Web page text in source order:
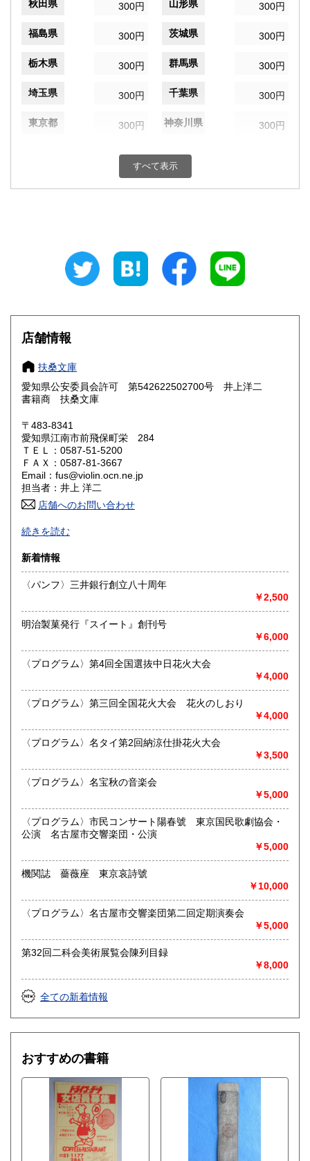
秋田県 300円 山形県 300円
福島県 300円 茨城県 300円
栃木県 300円 群馬県 300円
埼玉県 300円 千葉県 300円
東京都 300円 神奈川県 300円
300円 富山県
300円 三重県
大阪府
奈良県
鳥取県 300円 島根県 300円
岡山県
山口県 300円
香川県 300円
高知県 300円
佐賀県
熊本県 300円 大分県 300円
300円
沖縄県 300円
すべて表示
店舗情報
扶桑文庫
愛知県公安委員会許可 第542622502700号 井上洋二
書籍商 扶桑文庫
〒483-8341
愛知県江南市前飛保町栄 284
ＴＥＬ：0587-51-5200
ＦＡＸ：0587-81-3667
Email：fus@violin.ocn.ne.jp
担当者：井上 洋二
店舗へのお問い合わせ
古文書、古地図、刷り物、一枚もの、絵葉書、鳥瞰図、近代
文献資料等を主体に扱っております。
沿線名：名鉄犬山線
最寄駅：江南駅下車
営業時間：10:00〜17:00
書籍の買取について
買取 買取専用フリーダイヤル 0120-006-229 (担当・
井上)
す。
御整理・御売却はお気軽に当店にご相談ください。
お電話、メール等でご連絡次第、即日に参上いたします。古
書買い取り、古本買い取り、大量大歓迎です。
特に古いもの全般(和本、古文書、紙物チラシ、郷土資料、地
図、宗教、芸能、美術、文学、雑誌等)に力を入れておりま
す。
又書画骨董品も別部門で取り扱いしておりますので引越し増
愛知県・岐阜県を中心に近県の方、日時打ち合わせの後、ご
訪問し、見積もり・買入をさせていただきます。
まずはお気軽にご連絡ください。
お品物を送料着払いでお送りいただければ、即日に評価しご
連絡ご送金いたします。
愛知県江南市前飛保町栄284 扶桑文庫 担当井
上
取り扱い分野
総記、哲学宗教、歴史、社会科学、自然科学、美術工芸、国
語国文、外国文学、古典籍、近代文献、趣味、外国書、サブ
カルチャー、古書一般（その他）
古文書・和本・刷り物・絵葉書・近代文献資料・エフェメラ
続きを読む
新着情報
〈パンフ〉三井銀行創立八十周年
￥2,500
明治製菓発行『スイート』創刊号
￥6,000
〈プログラム〉第4回全国選抜中日花火大会
￥4,000
〈プログラム〉第三回全国花火大会 花火のしおり
￥4,000
〈プログラム〉名タイ第2回納涼仕掛花火大会
￥3,500
〈プログラム〉名宝秋の音楽会
￥5,000
〈プログラム〉市民コンサート陽春號 東京国民歌劇協会・
公演 名古屋市交響楽団・公演
￥5,000
機関誌 薔薇座 東京哀詩號
￥10,000
〈プログラム〉名古屋市交響楽団第二回定期演奏会
￥5,000
第32回二科会美術展覧会陳列目録
￥8,000
全ての新着情報
おすすめの書籍